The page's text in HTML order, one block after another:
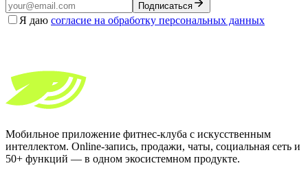
Подписаться
Я даю согласие на обработку персональных данных
Мобильное приложение фитнес-клуба с искусственным
интеллектом. Online-запись, продажи, чаты, социальная сеть и
50+ функций — в одном экосистемном продукте.